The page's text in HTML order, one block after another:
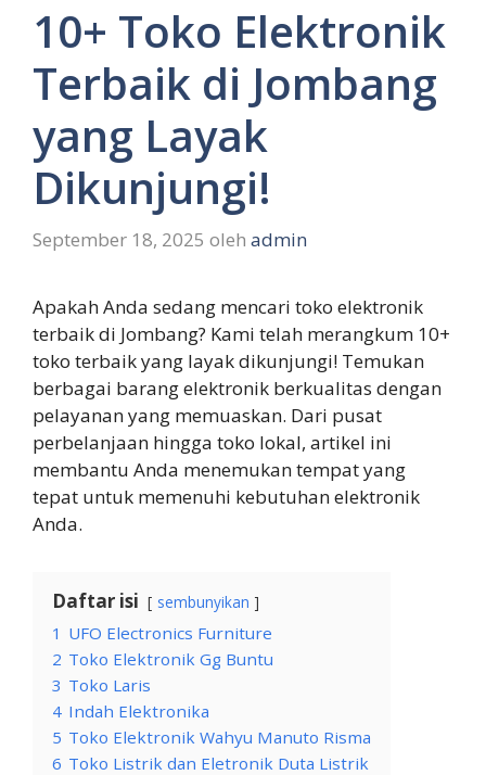
10+ Toko Elektronik
Terbaik di Jombang
yang Layak
Dikunjungi!
September 18, 2025 oleh admin
Apakah Anda sedang mencari toko elektronik
terbaik di Jombang? Kami telah merangkum 10+
toko terbaik yang layak dikunjungi! Temukan
berbagai barang elektronik berkualitas dengan
pelayanan yang memuaskan. Dari pusat
perbelanjaan hingga toko lokal, artikel ini
membantu Anda menemukan tempat yang
tepat untuk memenuhi kebutuhan elektronik
Anda.
Daftar isi sembunyikan
1 UFO Electronics Furniture
2 Toko Elektronik Gg Buntu
3 Toko Laris
4 Indah Elektronika
5 Toko Elektronik Wahyu Manuto Risma
6 Toko Listrik dan Eletronik Duta Listrik